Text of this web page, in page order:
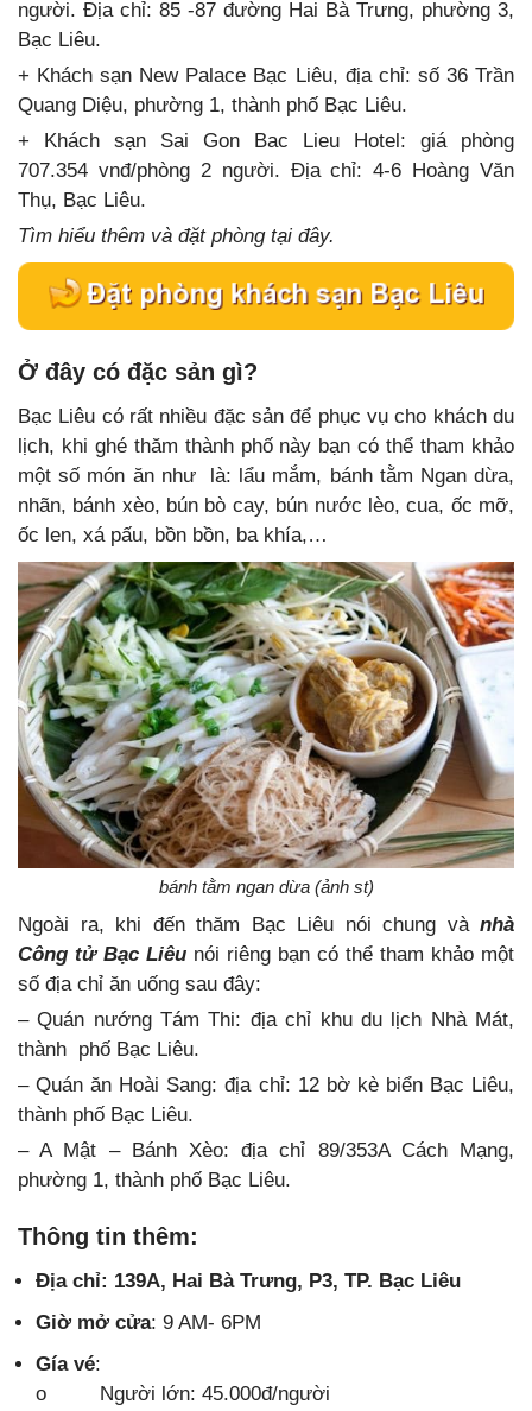
người. Địa chỉ: 85 -87 đường Hai Bà Trưng, phường 3,
Bạc Liêu.
+ Khách sạn New Palace Bạc Liêu, địa chỉ: số 36 Trần
Quang Diệu, phường 1, thành phố Bạc Liêu.
+ Khách sạn Sai Gon Bac Lieu Hotel: giá phòng
707.354 vnđ/phòng 2 người. Địa chỉ: 4-6 Hoàng Văn
Thụ, Bạc Liêu.
Tìm hiểu thêm và đặt phòng tại đây.
Ở đây có đặc sản gì?
Bạc Liêu có rất nhiều đặc sản để phục vụ cho khách du
lịch, khi ghé thăm thành phố này bạn có thể tham khảo
một số món ăn như là: lẩu mắm, bánh tằm Ngan dừa,
nhãn, bánh xèo, bún bò cay, bún nước lèo, cua, ốc mỡ,
ốc len, xá pấu, bồn bồn, ba khía,…
bánh tằm ngan dừa (ảnh st)
Ngoài ra, khi đến thăm Bạc Liêu nói chung và nhà
Công tử Bạc Liêu nói riêng bạn có thể tham khảo một
số địa chỉ ăn uống sau đây:
– Quán nướng Tám Thi: địa chỉ khu du lịch Nhà Mát,
thành phố Bạc Liêu.
– Quán ăn Hoài Sang: địa chỉ: 12 bờ kè biển Bạc Liêu,
thành phố Bạc Liêu.
– A Mật – Bánh Xèo: địa chỉ 89/353A Cách Mạng,
phường 1, thành phố Bạc Liêu.
Thông tin thêm:
Địa chỉ: 139A, Hai Bà Trưng, P3, TP. Bạc Liêu
Giờ mở cửa: 9 AM- 6PM
Gía vé:
o Người lớn: 45.000đ/người